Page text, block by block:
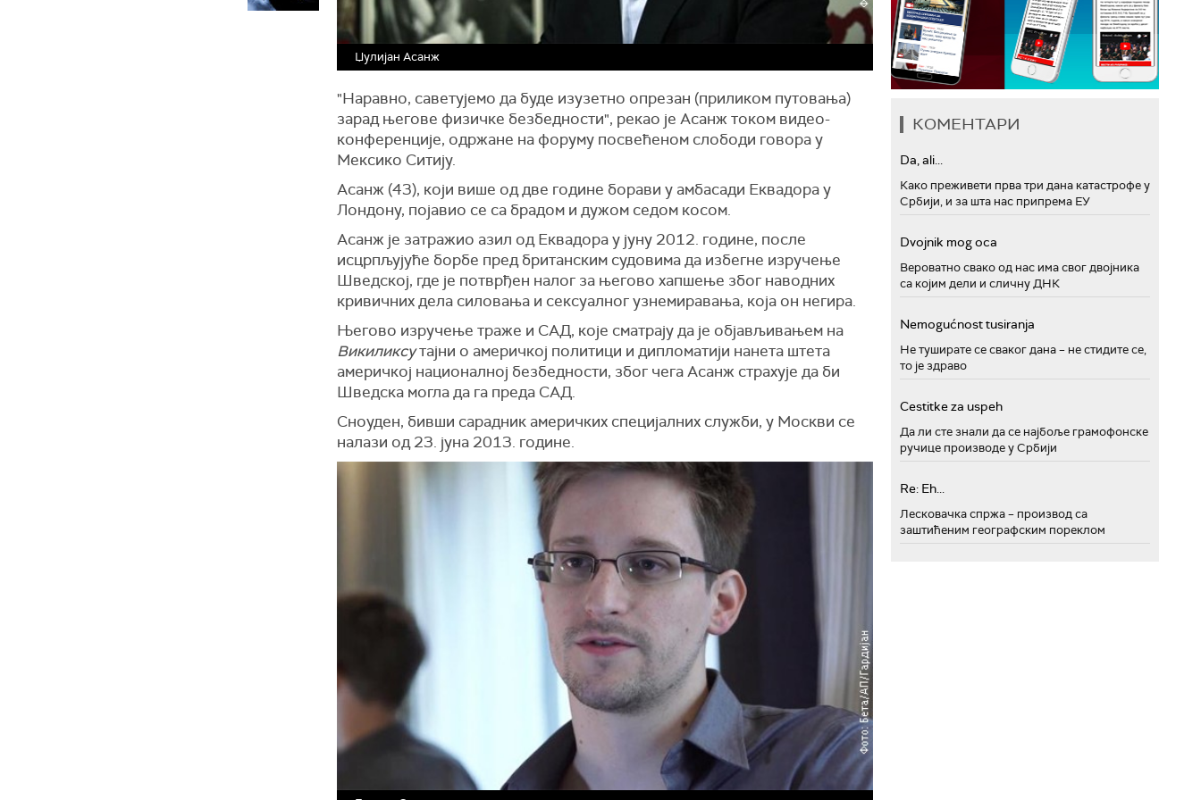
Џулијан Асанж
"Наравно, саветујемо да буде изузетно опрезан (приликом путовања)
зарад његове физичке безбедности", рекао је Асанж током видео-
конференције, одржане на форуму посвећеном слободи говора у
Мексико Ситију.
Асанж (43), који више од две године борави у амбасади Еквадора у
Лондону, појавио се са брадом и дужом седом косом.
Асанж је затражио азил од Еквадора у јуну 2012. године, после
исцрпљујуће борбе пред британским судовима да избегне изручење
Шведској, где је потврђен налог за његово хапшење због наводних
кривичних дела силовања и сексуалног узнемиравања, која он негира.
Његово изручење траже и САД, које сматрају да је објављивањем на
Викиликсутајни о америчкој политици и дипломатији нанета штета
америчкој националној безбедности, због чега Асанж страхује да би
Шведска могла да га преда САД.
Сноуден, бивши сарадник америчких специјалних служби, у Москви се
налази од 23. јуна 2013. године.
КОМЕНТАРИ
Da, ali...
Како преживети прва три дана катастрофе у
Србији, и за шта нас припрема ЕУ
Dvojnik mog oca
Вероватно свако од нас има свог двојника
са којим дели и сличну ДНК
Nemogućnost tusiranja
Не туширате се сваког дана – не стидите се,
то је здраво
Cestitke za uspeh
Да ли сте знали да се најбоље грамофонске
ручице производе у Србији
Re: Eh...
Лесковачка спржа – производ са
заштићеним географским пореклом